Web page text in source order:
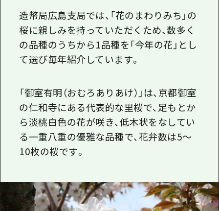
造幣局広島支局では、「花のまわりみち」の
桜に親しみを持っていただくため、数多く
の品種のうちから1品種を「今年の花」とし
て選び毎年紹介しています。
「御室有明（おむろありあけ）」 は、京都御室
の仁和寺にある代表的な里桜で、足もとか
ら淡桃白色の花が咲き、低木状をなしてい
る一重八重の優雅な品種で、花弁数は5～
10枚の桜です。